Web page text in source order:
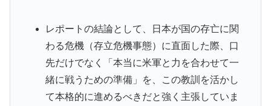
レポートの結論として、日本が国の存亡に関
わる危機（存立危機事態）に直面した際、口
先だけでなく「本当に米軍と力を合わせて一
緒に戦うための準備」を、この教訓を活かし
て本格的に進めるべきだと強く主張していま